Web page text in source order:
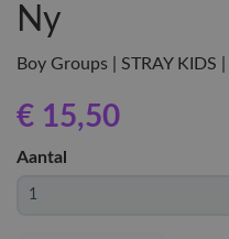
Ny
Boy Groups | STRAY
€ 15,50
Aantal